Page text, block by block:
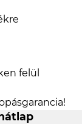
felül